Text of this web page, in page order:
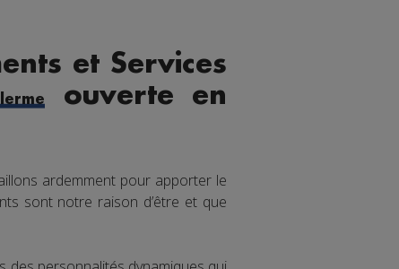
et Services
ouverte en
ardemment pour apporter le
sont notre raison d’être et que